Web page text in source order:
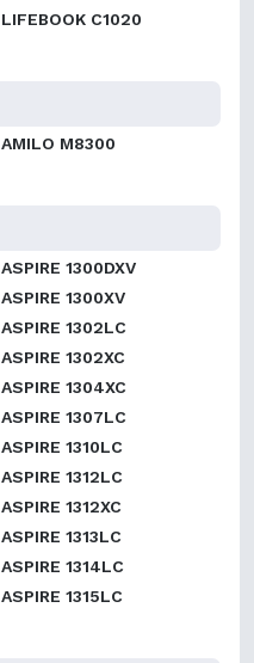
LIFEBOOK C1020
AMILO M8300
ASPIRE 1300DXV
ASPIRE 1300XV
ASPIRE 1302LC
ASPIRE 1302XC
ASPIRE 1304XC
ASPIRE 1307LC
ASPIRE 1310LC
ASPIRE 1312LC
ASPIRE 1312XC
ASPIRE 1313LC
ASPIRE 1314LC
ASPIRE 1315LC